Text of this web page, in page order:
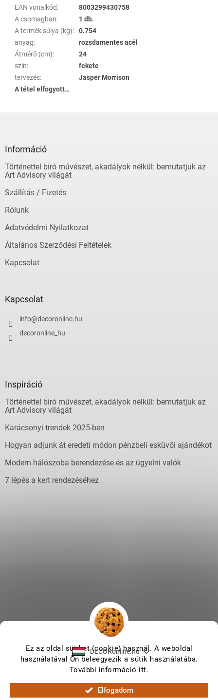
Ez az oldal sütiket (cookie) használ. A weboldal
használatával Ön beleegyezik a sütik használatába.
További információ itt.
Elfogadom
EAN vonalkód:
8003299430758
A csomagban:
1 db.
A termék súlya (kg):
0.754
anyag:
rozsdamentes acél
Átmérő (cm):
24
szín:
fekete
tervezés:
Jasper Morrison
A tétel elfogyott…
Információ
Történettel bíró művészet, akadályok nélkül: bemutatjuk az
Art Advisory világát
Szállítás / Fizetés
Rólunk
Adatvédelmi Nyilatkozat
Általános Szerződési Feltételek
Kapcsolat
Kapcsolat
info@decoronline.hu
decoronline_hu
Inspiráció
Történettel bíró művészet, akadályok nélkül: bemutatjuk az
Art Advisory világát
Karácsonyi trendek 2025-ben
Hogyan adjunk át eredeti módon pénzbeli esküvői ajándékot
Modern hálószoba berendezése és az ügyelni valók
7 lépés a kert rendezéséhez
DECORonline.hu
Shoptet készítette